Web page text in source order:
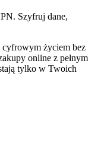
Szyfruj dane,
cyfrowym życiem bez
online z pełnym
tylko w Twoich